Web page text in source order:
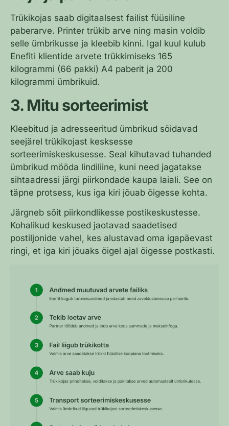
Trükikojas saab digitaalsest failist füüsiline
paberarve. Printer trükib arve ning masin voldib
selle ümbrikusse ja kleebib kinni. Igal kuul kulub
Enefiti klientide arvete trükkimiseks 165
kilogrammi (66 pakki) A4 paberit ja 200
kilogrammi ümbrikuid.
3. Mitu sorteerimist
Kleebitud ja adresseeritud ümbrikud sõidavad
seejärel trükikojast kesksesse
sorteerimiskeskusesse. Seal kihutavad tuhanded
ümbrikud mööda lindiliine, kuni need jagatakse
sihtaadressi järgi piirkondade kaupa laiali. See on
täpne protsess, kus iga kiri jõuab õigesse kohta.
Järgneb sõit piirkondlikesse postikeskustesse.
Kohalikud keskused jaotavad saadetised
postiljonide vahel, kes alustavad oma igapäevast
ringi, et iga kiri jõuaks õigel ajal õigesse postkasti.